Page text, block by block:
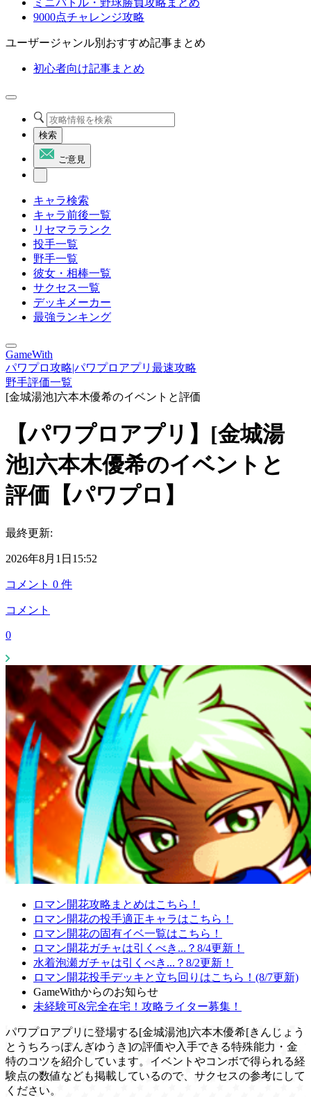
ミニバトル・野球勝負攻略まとめ
9000点チャレンジ攻略
ユーザージャンル別おすすめ記事まとめ
初心者向け記事まとめ
検索
ご意見
キャラ検索
キャラ前後一覧
リセマラランク
投手一覧
野手一覧
彼女・相棒一覧
サクセス一覧
デッキメーカー
最強ランキング
GameWith
パワプロ攻略|パワプロアプリ最速攻略
野手評価一覧
[金城湯池]六本木優希のイベントと評価
【パワプロアプリ】[金城湯
池]六本木優希のイベントと
評価【パワプロ】
最終更新:
2026年8月1日15:52
コメント 0 件
コメント
0
ロマン開花攻略まとめはこちら！
ロマン開花の投手適正キャラはこちら！
ロマン開花の固有イベ一覧はこちら！
ロマン開花ガチャは引くべき...？8/4更新！
水着泡瀬ガチャは引くべき...？8/2更新！
ロマン開花投手デッキと立ち回りはこちら！(8/7更新)
GameWithからのお知らせ
未経験可&完全在宅！攻略ライター募集！
パワプロアプリに登場する[金城湯池]六本木優希[きんじょう
とうちろっぽんぎゆうき]の評価や入手できる特殊能力・金
特のコツを紹介しています。イベントやコンボで得られる経
験点の数値なども掲載しているので、サクセスの参考にして
ください。